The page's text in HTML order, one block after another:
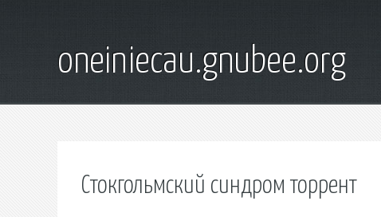
oneiniecau.gnubee.org
Стокгольмский синдром торрент